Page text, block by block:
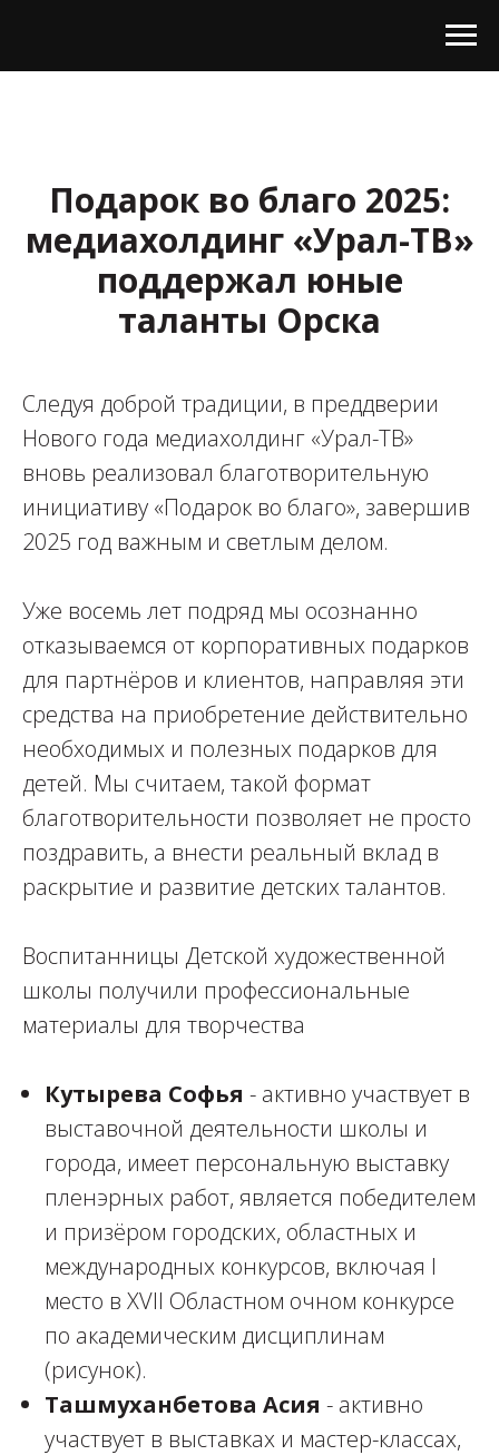
Подарок во благо 2025:
медиахолдинг «Урал-ТВ»
поддержал юные
таланты Орска
Следуя доброй традиции, в преддверии
Нового года медиахолдинг «Урал-ТВ»
вновь реализовал благотворительную
инициативу «Подарок во благо», завершив
2025 год важным и светлым делом.
Уже восемь лет подряд мы осознанно
отказываемся от корпоративных подарков
для партнёров и клиентов, направляя эти
средства на приобретение действительно
необходимых и полезных подарков для
детей. Мы считаем, такой формат
благотворительности позволяет не просто
поздравить, а внести реальный вклад в
раскрытие и развитие детских талантов.
Воспитанницы Детской художественной
школы получили профессиональные
материалы для творчества
Кутырева Софья - активно участвует в
выставочной деятельности школы и
города, имеет персональную выставку
пленэрных работ, является победителем
и призёром городских, областных и
международных конкурсов, включая I
место в XVII Областном очном конкурсе
по академическим дисциплинам
(рисунок).
Ташмуханбетова Асия - активно
участвует в выставках и мастер-классах,